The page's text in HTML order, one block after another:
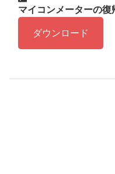
マイコンメーターの復
ダウンロード